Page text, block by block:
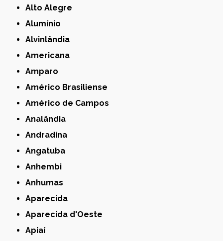
Alto Alegre
Alumínio
Alvinlândia
Americana
Amparo
Américo Brasiliense
Américo de Campos
Analândia
Andradina
Angatuba
Anhembi
Anhumas
Aparecida
Aparecida d'Oeste
Apiaí